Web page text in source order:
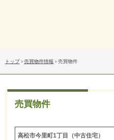
トップ › 売買物件情報 › 売買物件
売買物件
高松市今里町1丁目（中古住宅）